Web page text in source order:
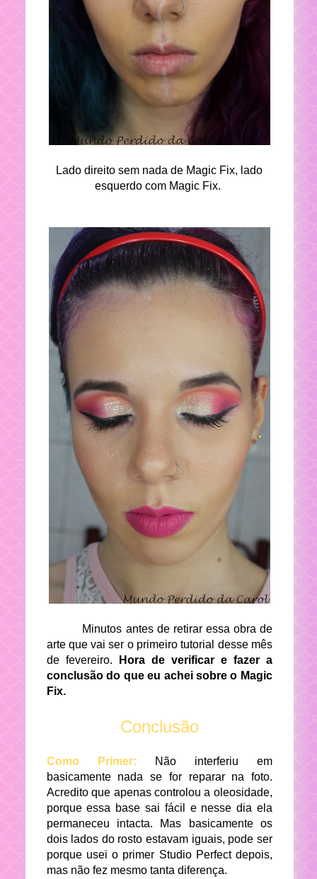
Lado direito sem nada de Magic Fix, lado
esquerdo com Magic Fix.
Minutos antes de retirar essa obra de
arte que vai ser o primeiro tutorial desse mês
de fevereiro.
Hora de verificar e fazer a
conclusão do que eu achei sobre o Magic
Fix.
Conclusão
Como Primer:
Não interferiu em
basicamente nada se for reparar na foto.
Acredito que apenas controlou a oleosidade,
porque essa base sai fácil e nesse dia ela
permaneceu intacta. Mas basicamente os
dois lados do rosto estavam iguais, pode ser
porque usei o primer Studio Perfect depois,
mas não fez mesmo tanta diferença.